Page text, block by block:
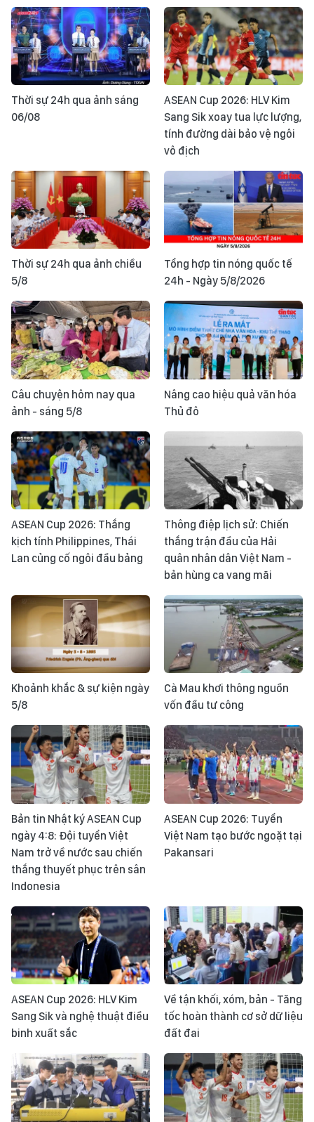
Thời sự 24h qua ảnh sáng
06/08
ASEAN Cup 2026: HLV Kim
Sang Sik xoay tua lực lượng,
tính đường dài bảo vệ ngôi
vô địch
Thời sự 24h qua ảnh chiều
5/8
Tổng hợp tin nóng quốc tế
24h - Ngày 5/8/2026
Câu chuyện hôm nay qua
ảnh - sáng 5/8
Nâng cao hiệu quả văn hóa
Thủ đô
ASEAN Cup 2026: Thắng
kịch tính Philippines, Thái
Lan củng cố ngôi đầu bảng
Thông điệp lịch sử: Chiến
thắng trận đầu của Hải
quân nhân dân Việt Nam -
bản hùng ca vang mãi
Khoảnh khắc & sự kiện ngày
5/8
Cà Mau khơi thông nguồn
vốn đầu tư công
Bản tin Nhật ký ASEAN Cup
ngày 4:8: Đội tuyển Việt
Nam trở về nước sau chiến
thắng thuyết phục trên sân
Indonesia
ASEAN Cup 2026: Tuyển
Việt Nam tạo bước ngoặt tại
Pakansari
ASEAN Cup 2026: HLV Kim
Sang Sik và nghệ thuật điều
binh xuất sắc
Về tận khối, xóm, bản - Tăng
tốc hoàn thành cơ sở dữ liệu
đất đai